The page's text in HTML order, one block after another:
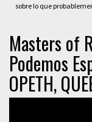
sobre lo que
Masters of
Podemos
OPETH,